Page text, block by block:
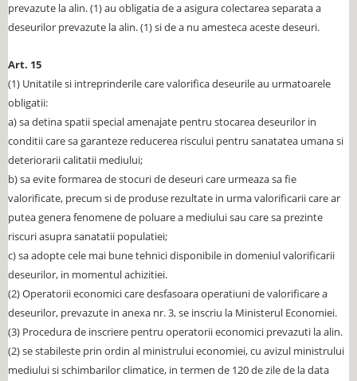
prevazute la alin. (1) au obligatia de a asigura colectarea separata a
deseurilor prevazute la alin. (1) si de a nu amesteca aceste deseuri.
Art. 15
(1) Unitatile si intreprinderile care valorifica deseurile au urmatoarele
obligatii:
a) sa detina spatii special amenajate pentru stocarea deseurilor in
conditii care sa garanteze reducerea riscului pentru sanatatea umana si
deteriorarii calitatii mediului;
b) sa evite formarea de stocuri de deseuri care urmeaza sa fie
valorificate, precum si de produse rezultate in urma valorificarii care ar
putea genera fenomene de poluare a mediului sau care sa prezinte
riscuri asupra sanatatii populatiei;
c) sa adopte cele mai bune tehnici disponibile in domeniul valorificarii
deseurilor, in momentul achizitiei.
(2) Operatorii economici care desfasoara operatiuni de valorificare a
deseurilor, prevazute in anexa nr. 3, se inscriu la Ministerul Economiei.
(3) Procedura de inscriere pentru operatorii economici prevazuti la alin.
(2) se stabileste prin ordin al ministrului economiei, cu avizul ministrului
mediului si schimbarilor climatice, in termen de 120 de zile de la data